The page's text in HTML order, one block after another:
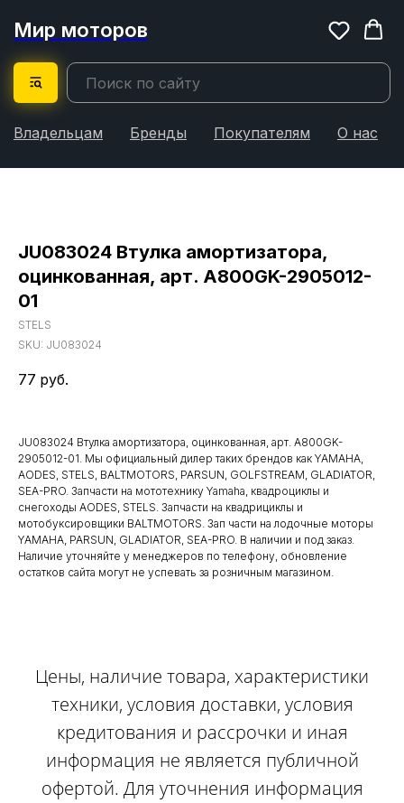
Мир моторов
Владельцам Бренды Покупателям О нас
JU083024 Втулка амортизатора,
оцинкованная, арт. A800GK-2905012-
01
STELS
SKU: JU083024
77 руб.
JU083024 Втулка амортизатора, оцинкованная, арт. A800GK-
2905012-01. Мы официальный дилер таких брендов как YAMAHA,
AODES, STELS, BALTMOTORS, PARSUN, GOLFSTREAM, GLADIATOR,
SEA-PRO. Запчасти на мототехнику Yamaha, квадроциклы и
снегоходы AODES, STELS. Запчасти на квадрициклы и
мотобуксировщики BALTMOTORS. Зап части на лодочные моторы
YAMAHA, PARSUN, GLADIATOR, SEA-PRO. В наличии и под заказ.
Наличие уточняйте у менеджеров по телефону, обновление
остатков сайта могут не успевать за розничным магазином.
Цены, наличие товара, характеристики
техники, условия доставки, условия
кредитования и рассрочки и иная
информация не является публичной
офертой. Для уточнения информация